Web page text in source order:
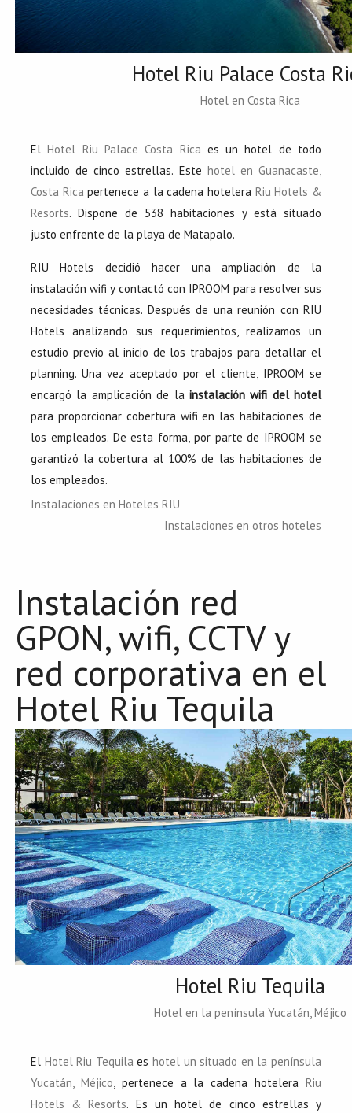
Hotel Riu Palace Costa
Hotel en Costa Rica
ElHotel Riu Palace Costa Rica es un hotel de todo
incluido de cinco estrellas. Este hotel en Guanacaste,
Costa Rica pertenece a la cadena hotelera Riu Hotels &
Resorts. Dispone de 538 habitaciones y está situado
justo enfrente de la playa de Matapalo.
RIU Hotels decidió hacer una ampliación de la
instalación wifi y contactó con IPROOM para resolver sus
necesidades técnicas. Después de una reunión con RIU
Hotels analizando sus requerimientos, realizamos un
estudio previo al inicio de los trabajos para detallar el
planning. Una vez aceptado por el cliente, IPROOM se
encargó la amplicación de la instalación wifi del hotel
para proporcionar cobertura wifi en las habitaciones de
los empleados. De esta forma, por parte de IPROOM se
garantizó la cobertura al 100% de las habitaciones de
los empleados.
Instalaciones en Hoteles RIU
Instalaciones en otros hoteles
Instalación red
GPON, wifi, CCTV y
red corporativa en el
Hotel Riu Tequila
Hotel Riu Tequila
Hotel en la península Yucatán, Méjico
El Hotel Riu Tequila es hotel un situado en la península
Yucatán, Méjico, pertenece a la cadena hoteleraRiu
Hotels & Resorts. Es un hotel de cinco estrellas y